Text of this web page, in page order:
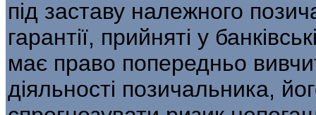
під заставу належного
гарантії, прийняті у
має право попередньо
діяльності позичальника,